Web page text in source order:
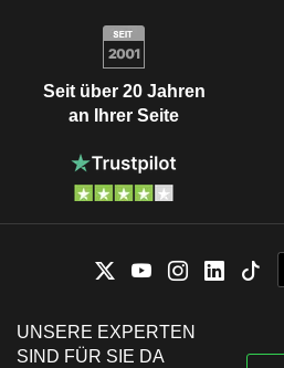
Seit über 20 Jahren
an Ihrer Seite
UNSERE EXPERTEN
SIND FÜR SIE DA